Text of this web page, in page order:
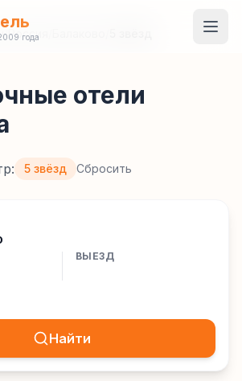
года
/Россия
отели
5 звёзд Сбросить
ВЫЕЗД
Найти